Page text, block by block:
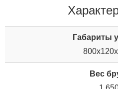
Габариты
Вес